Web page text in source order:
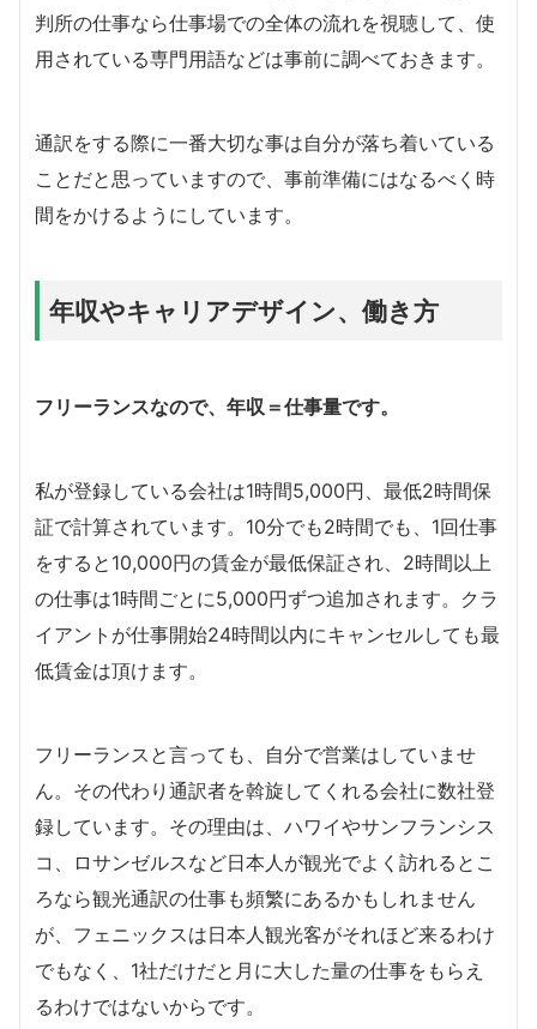
判所の仕事なら仕事場での全体の流れを視聴して、使
用されている専門用語などは事前に調べておきます。
通訳をする際に一番大切な事は自分が落ち着いている
ことだと思っていますので、事前準備にはなるべく時
間をかけるようにしています。
年収やキャリアデザイン、働き方
フリーランスなので、年収＝仕事量です。
私が登録している会社は1時間5,000円、最低2時間保
証で計算されています。10分でも2時間でも、1回仕事
をすると10,000円の賃金が最低保証され、2時間以上
の仕事は1時間ごとに5,000円ずつ追加されます。クラ
イアントが仕事開始24時間以内にキャンセルしても最
低賃金は頂けます。
フリーランスと言っても、自分で営業はしていませ
ん。その代わり通訳者を斡旋してくれる会社に数社登
録しています。その理由は、ハワイやサンフランシス
コ、ロサンゼルスなど日本人が観光でよく訪れるとこ
ろなら観光通訳の仕事も頻繁にあるかもしれません
が、フェニックスは日本人観光客がそれほど来るわけ
でもなく、1社だけだと月に大した量の仕事をもらえ
るわけではないからです。